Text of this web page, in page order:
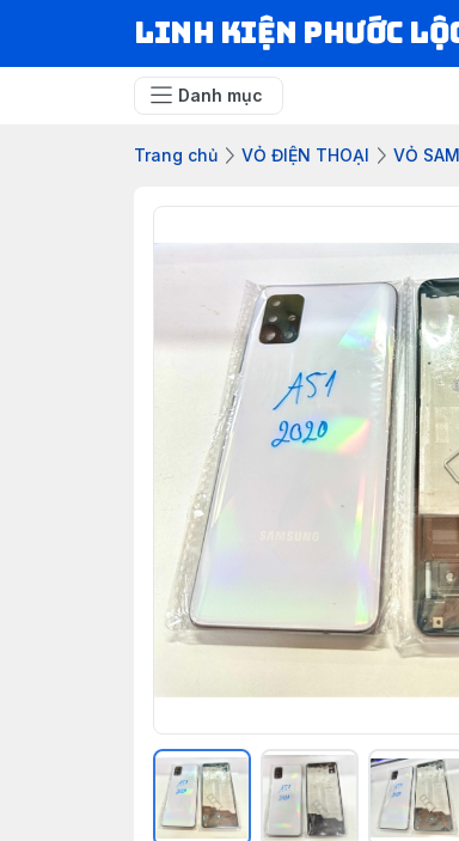
LINH KIỆN PHƯỚC
Danh mục
Trang chủ VỎ ĐIỆN THOẠI VỎ